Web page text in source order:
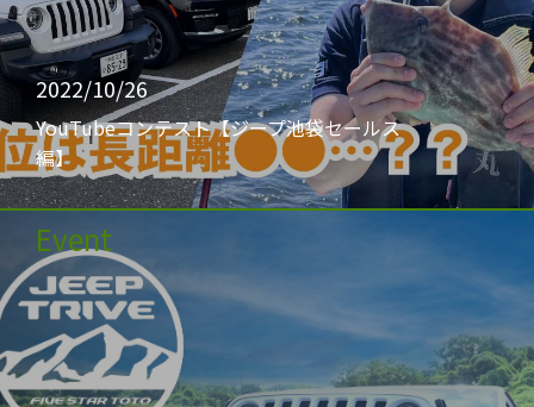
2022/10/26
YouTubeコンテスト【ジープ池袋セールス
編】
Event